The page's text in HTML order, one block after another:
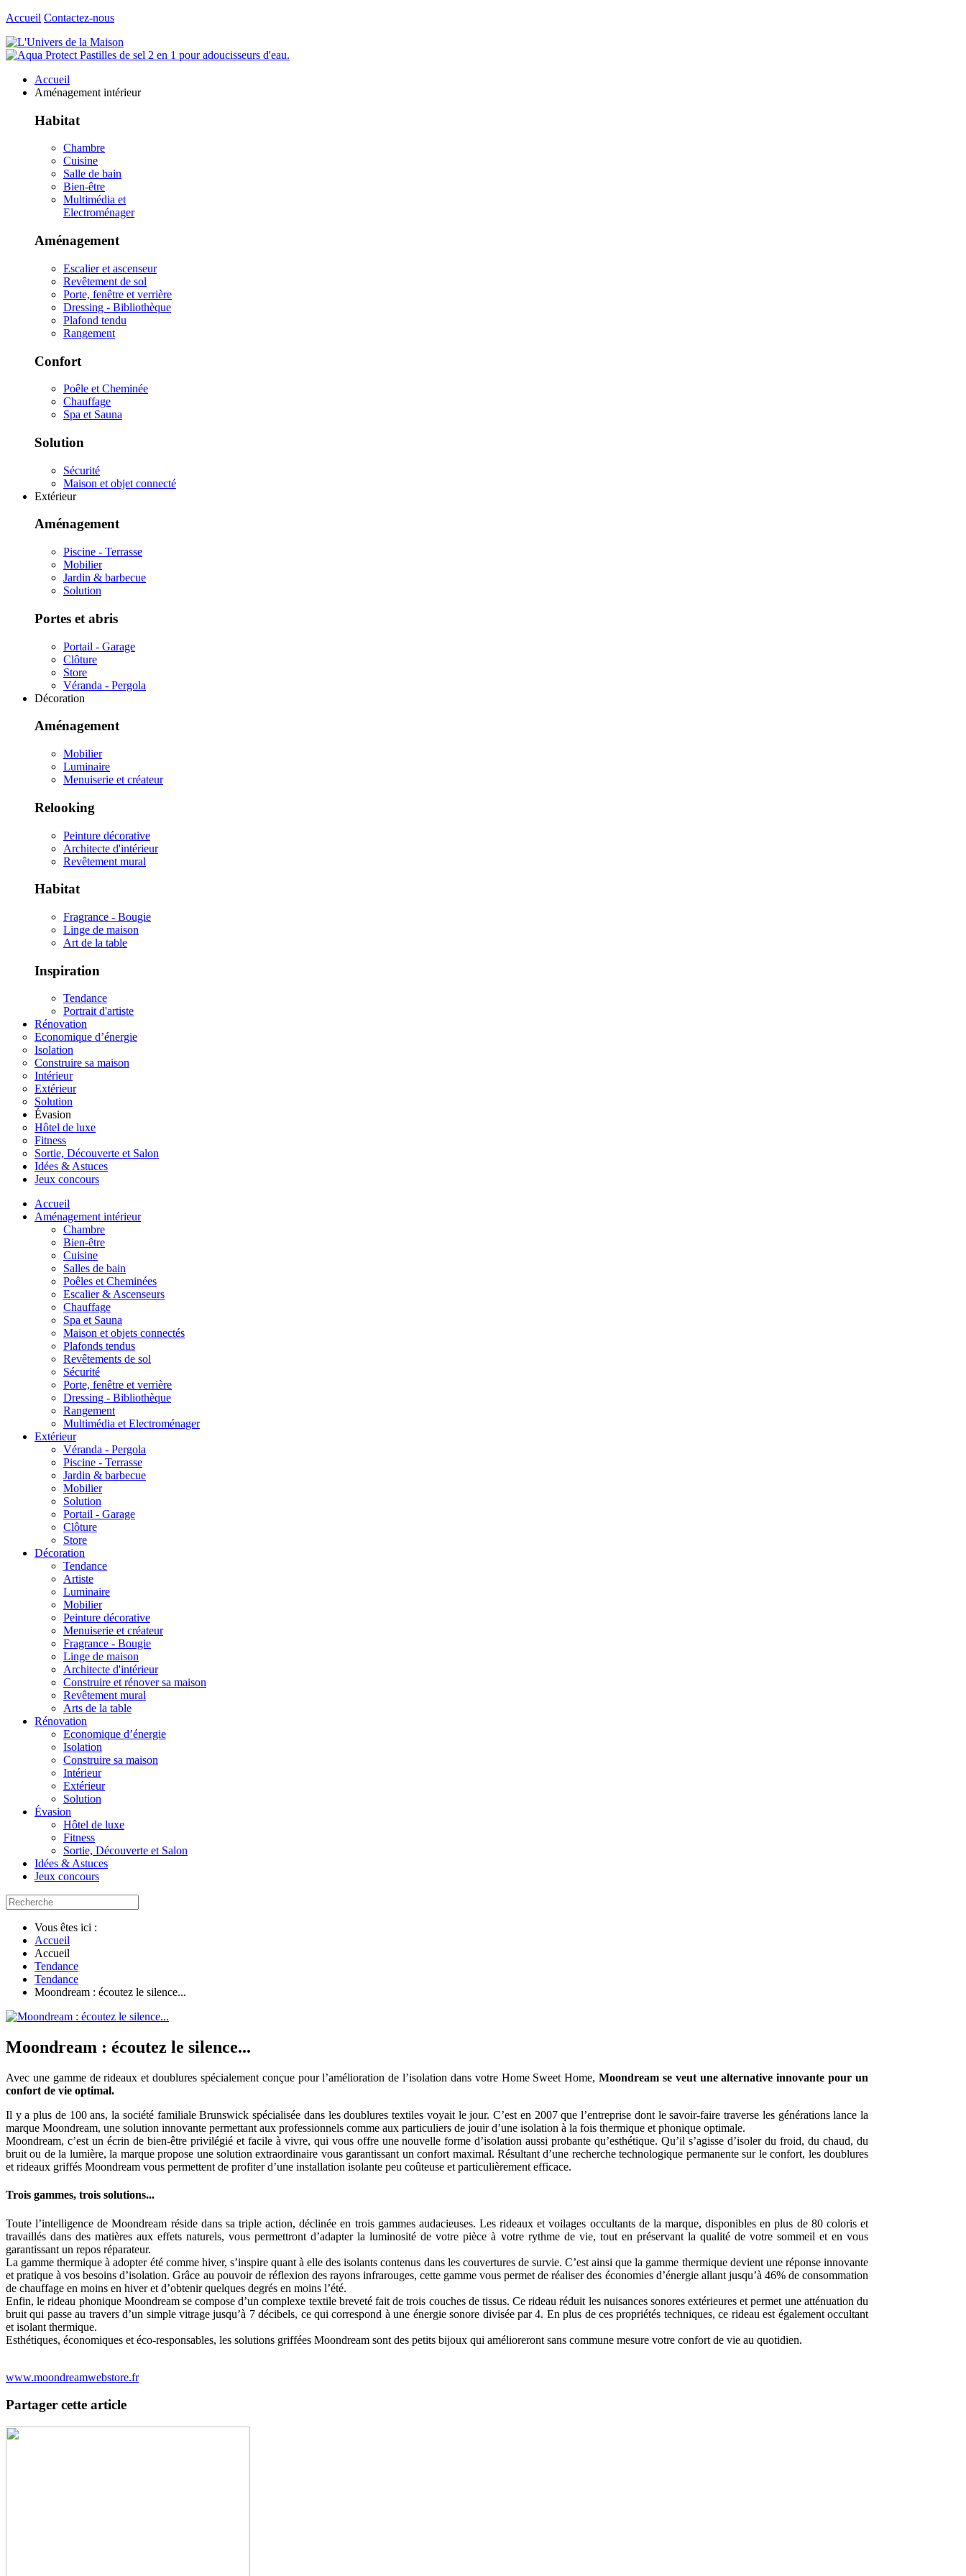
Accueil Contactez-nous
Accueil
Aménagement intérieur
Habitat
Chambre
Cuisine
Salle de bain
Bien-être
Multimédia et
Electroménager
Aménagement
Escalier et ascenseur
Revêtement de sol
Porte, fenêtre et verrière
Dressing - Bibliothèque
Plafond tendu
Rangement
Confort
Poêle et Cheminée
Chauffage
Spa et Sauna
Solution
Sécurité
Maison et objet connecté
Extérieur
Aménagement
Piscine - Terrasse
Mobilier
Jardin & barbecue
Solution
Portes et abris
Portail - Garage
Clôture
Store
Véranda - Pergola
Décoration
Aménagement
Mobilier
Luminaire
Menuiserie et créateur
Relooking
Peinture décorative
Architecte d'intérieur
Revêtement mural
Habitat
Fragrance - Bougie
Linge de maison
Art de la table
Inspiration
Tendance
Portrait d'artiste
Rénovation
Economique d’énergie
Isolation
Construire sa maison
Intérieur
Extérieur
Solution
Évasion
Hôtel de luxe
Fitness
Sortie, Découverte et Salon
Idées & Astuces
Jeux concours
Accueil
Aménagement intérieur
Chambre
Bien-être
Cuisine
Salles de bain
Poêles et Cheminées
Escalier & Ascenseurs
Chauffage
Spa et Sauna
Maison et objets connectés
Plafonds tendus
Revêtements de sol
Sécurité
Porte, fenêtre et verrière
Dressing - Bibliothèque
Rangement
Multimédia et Electroménager
Extérieur
Véranda - Pergola
Piscine - Terrasse
Jardin & barbecue
Mobilier
Solution
Portail - Garage
Clôture
Store
Décoration
Tendance
Artiste
Luminaire
Mobilier
Peinture décorative
Menuiserie et créateur
Fragrance - Bougie
Linge de maison
Architecte d'intérieur
Construire et rénover sa maison
Revêtement mural
Arts de la table
Rénovation
Economique d’énergie
Isolation
Construire sa maison
Intérieur
Extérieur
Solution
Évasion
Hôtel de luxe
Fitness
Sortie, Découverte et Salon
Idées & Astuces
Jeux concours
Vous êtes ici :
Accueil
Accueil
Tendance
Tendance
Moondream : écoutez le silence...
Moondream : écoutez le silence...
Avec une gamme de rideaux et doublures spécialement conçue pour l’amélioration de l’isolation dans votre Home Sweet Home, Moondream se veut une alternative innovante pour un
confort de vie optimal.
Il y a plus de 100 ans, la société familiale Brunswick spécialisée dans les doublures textiles voyait le jour. C’est en 2007 que l’entreprise dont le savoir-faire traverse les générations lance la
marque Moondream, une solution innovante permettant aux professionnels comme aux particuliers de jouir d’une isolation à la fois thermique et phonique optimale.
Moondream, c’est un écrin de bien-être privilégié et facile à vivre, qui vous offre une nouvelle forme d’isolation aussi probante qu’esthétique. Qu’il s’agisse d’isoler du froid, du chaud, du
bruit ou de la lumière, la marque propose une solution extraordinaire vous garantissant un confort maximal. Résultant d’une recherche technologique permanente sur le confort, les doublures
et rideaux griffés Moondream vous permettent de profiter d’une installation isolante peu coûteuse et particulièrement efficace.
Trois gammes, trois solutions...
Toute l’intelligence de Moondream réside dans sa triple action, déclinée en trois gammes audacieuses. Les rideaux et voilages occultants de la marque, disponibles en plus de 80 coloris et
travaillés dans des matières aux effets naturels, vous permettront d’adapter la luminosité de votre pièce à votre rythme de vie, tout en préservant la qualité de votre sommeil et en vous
garantissant un repos réparateur.
La gamme thermique à adopter été comme hiver, s’inspire quant à elle des isolants contenus dans les couvertures de survie. C’est ainsi que la gamme thermique devient une réponse innovante
et pratique à vos besoins d’isolation. Grâce au pouvoir de réflexion des rayons infrarouges, cette gamme vous permet de réaliser des économies d’énergie allant jusqu’à 46% de consommation
de chauffage en moins en hiver et d’obtenir quelques degrés en moins l’été.
Enfin, le rideau phonique Moondream se compose d’un complexe textile breveté fait de trois couches de tissus. Ce rideau réduit les nuisances sonores extérieures et permet une atténuation du
bruit qui passe au travers d’un simple vitrage jusqu’à 7 décibels, ce qui correspond à une énergie sonore divisée par 4. En plus de ces propriétés techniques, ce rideau est également occultant
et isolant thermique.
Esthétiques, économiques et éco-responsables, les solutions griffées Moondream sont des petits bijoux qui amélioreront sans commune mesure votre confort de vie au quotidien.
www.moondreamwebstore.fr
Partager cette article